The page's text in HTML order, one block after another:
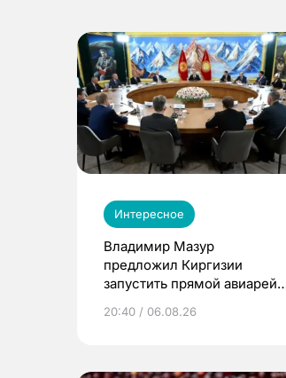
Интересное
Владимир Мазур
предложил Киргизии
запустить прямой авиарейс
20:40 / 06.08.26